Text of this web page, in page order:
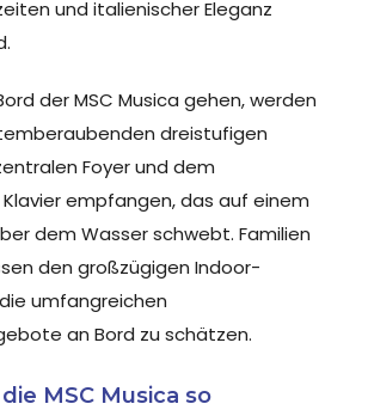
und italienischer Eleganz
der MSC Musica gehen, werden
dreistufigen
Foyer und dem
empfangen, das auf einem
dem Wasser schwebt. Familien
den großzügigen Indoor-
umfangreichen
an Bord zu schätzen.
MSC Musica so